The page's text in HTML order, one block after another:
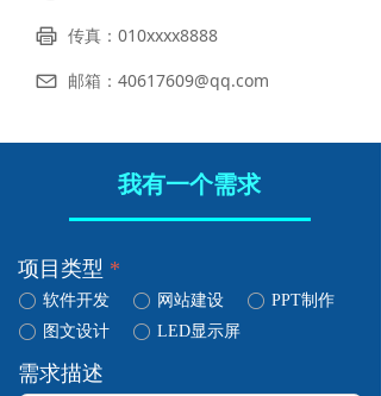
传真： 010xxxx8888
邮箱： 40617609@qq.com
我有一个需求
项目类型 *
ꀐ 软件开发 ꀐ 网站建设 ꀐ PPT制作
ꀐ 图文设计 ꀐ LED显示屏
需求描述